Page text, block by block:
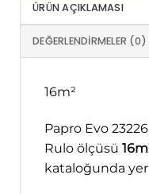
ÜRÜN AÇIKLAMASI
DEĞERLENDIRMELER (0)
16m²
Papro Evo
Rulo ölçüsü
kataloğunda yer